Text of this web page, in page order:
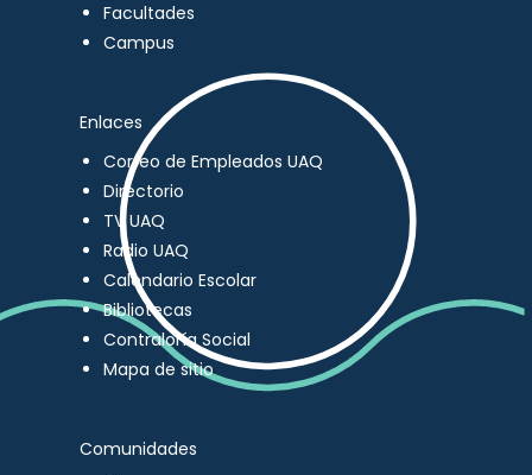
Facultades
Campus
Enlaces
Correo de Empleados UAQ
Directorio
TV UAQ
Radio UAQ
Calendario Escolar
Bibliotecas
Contraloría Social
Mapa de sitio
Comunidades